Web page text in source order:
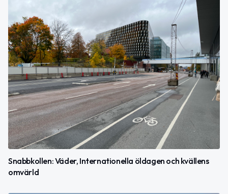
Snabbkollen: Väder, Internationella öldagen och kvällens
omvärld